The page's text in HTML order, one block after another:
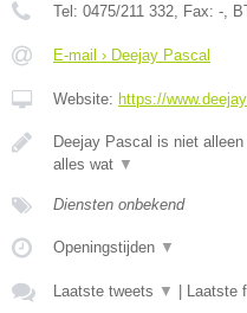
Tel: 0475/211 332 , Fax: - ,
E-mail › Deejay Pascal
Website: https://
Deejay Pascal is niet
alles wat ▼
Diensten onbekend
Openingstijden ▼
Laatste tweets ▼ | Laatste